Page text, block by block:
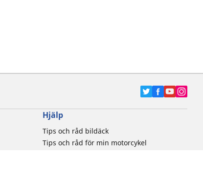
Hjälp
Tips och råd bildäck
Tips och råd för min motorcykel